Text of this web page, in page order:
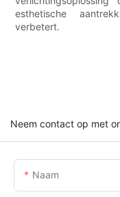
esthetische
verbetert.
Neem contact op met
Naam